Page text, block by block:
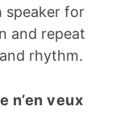
speaker for
and repeat
rhythm.
n’en veux